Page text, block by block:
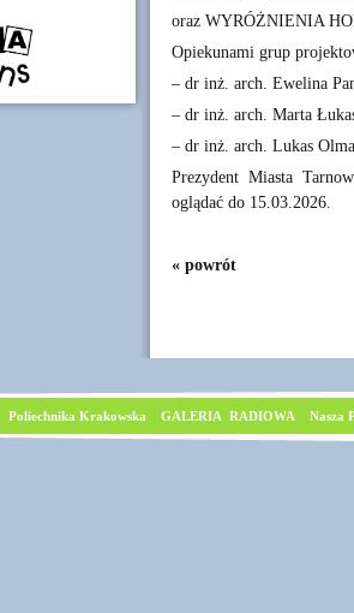
oraz WYRÓŻNIENIA
Opiekunami grup
– dr inż. arch. Ewelina
– dr inż. arch. Marta
– dr inż. arch. Lukas Olma
Prezydent Miasta
oglądać do 15.03.2026.
« powrót
Poliechnika Krakowska GALERIA RADIOWA Nasza